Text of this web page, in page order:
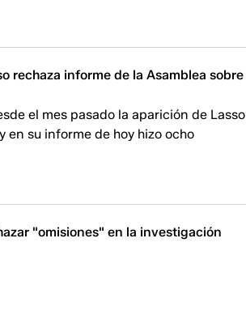
rechaza informe de la Asamblea sobre
el mes pasado la aparición de Lasso
en su informe de hoy hizo ocho
"omisiones" en la investigación